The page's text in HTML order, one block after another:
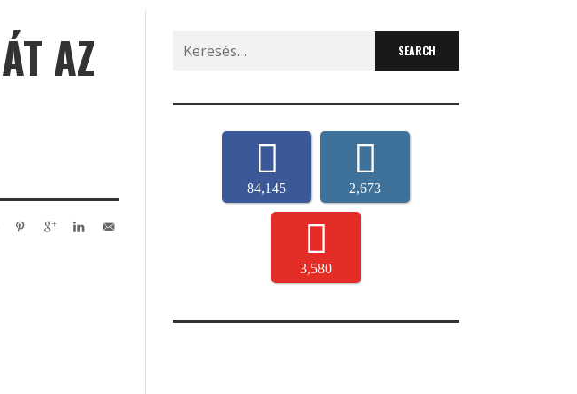
AZ
Search
for:
84,145 2,673
3,580